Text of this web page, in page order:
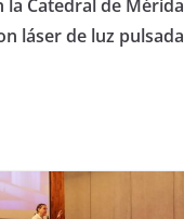
la Catedral de Mérida
láser de luz pulsada